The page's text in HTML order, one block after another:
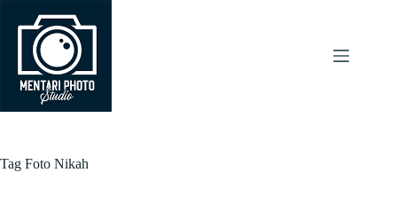
content
Tag Foto Nikah